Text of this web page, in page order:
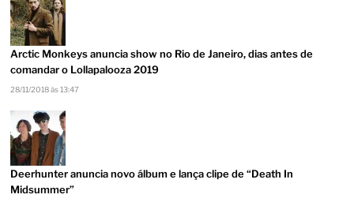
Arctic Monkeys anuncia show no Rio de Janeiro, dias antes de
comandar o Lollapalooza 2019
28/11/2018 às 13:47
Deerhunter anuncia novo álbum e lança clipe de “Death In
Midsummer”